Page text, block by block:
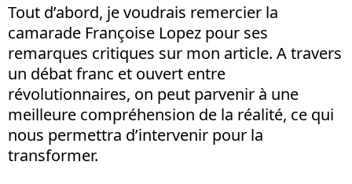
Tout d’abord, je voudrais remercier la
camarade Françoise Lopez pour ses
remarques critiques sur mon article. A travers
un débat franc et ouvert entre
révolutionnaires, on peut parvenir à une
meilleure compréhension de la réalité, ce qui
nous permettra d’intervenir pour la
transformer.